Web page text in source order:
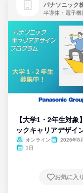
パナソニック
半導体・電子機
【大学1・2年生対象
ックキャリアデザイ
ム
オンライン
2026年8
1日
お気に入り